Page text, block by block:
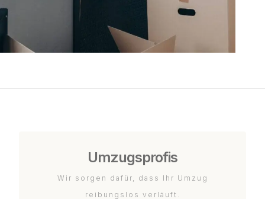
Umzugsprofis
Wir sorgen dafür, dass Ihr Umzug
reibungslos verläuft.